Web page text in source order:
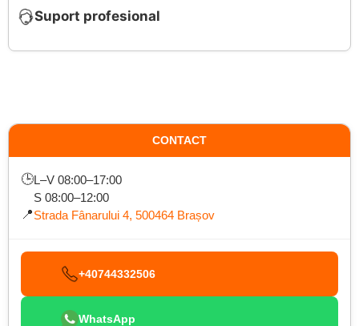
Suport profesional
CONTACT
🕒L–V 08:00–17:00
S 08:00–12:00
📍Strada Fânarului 4, 500464 Brașov
+40744332506
WhatsApp